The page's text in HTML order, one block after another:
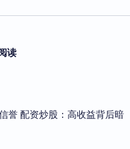
读
誉 配资炒股：高收益背后暗